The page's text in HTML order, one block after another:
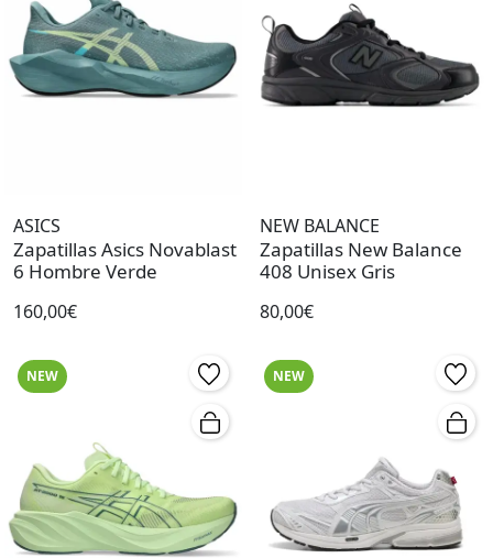
ASICS
Zapatillas Asics Novablast
6 Hombre Verde
160,00€
NEW BALANCE
Zapatillas New Balance
408 Unisex Gris
80,00€
NEW NEW